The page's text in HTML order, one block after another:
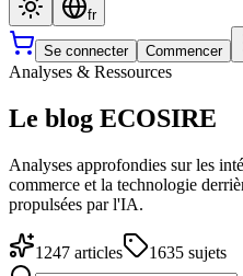
fr
Se connecter Commencer
Analyses & Ressources
Le blog ECOSIRE
Analyses approfondies sur les
commerce et la technologie
propulsées par l'IA.
1247 articles 1635 sujets